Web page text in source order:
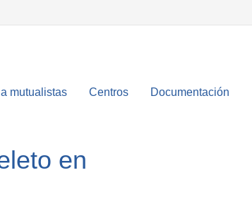
mutualistas Centros Documentación
en